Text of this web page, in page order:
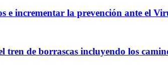
e incrementar la prevención ante el
de borrascas incluyendo los